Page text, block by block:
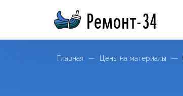
Ремонт-34
Главная Цены на материалы